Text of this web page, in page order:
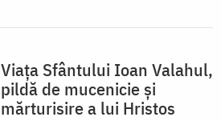
Viața Sfântului Ioan Valahul,
pildă de mucenicie și
mărturisire a lui Hristos